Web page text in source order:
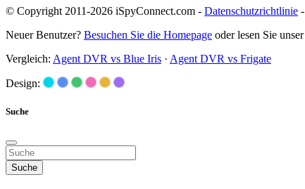
© Copyright 2011-2026 iSpyConnect.com - Datenschutzrichtlinie -
Neuer Benutzer? Besuchen Sie die Homepage oder lesen Sie unser
Vergleich: Agent DVR vs Blue Iris · Agent DVR vs Frigate
Design:
Suche
Suche